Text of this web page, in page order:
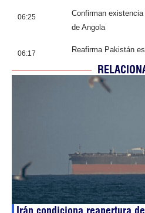
06:25
Confirman
de Angola
06:17 Reafirma Pakistán